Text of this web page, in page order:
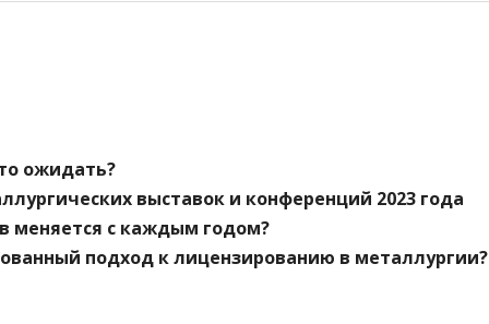
ожидать?
выставок и конференций 2023 года
меняется с каждым годом?
подход к лицензированию в металлургии?